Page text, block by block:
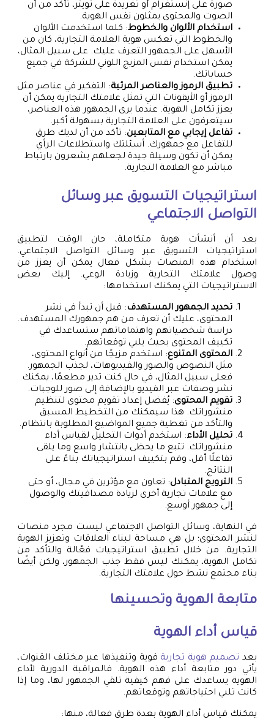
صورة على إنستغرام أو تغريدة على تويتر، تأكد من أن
الصوت والمحتوى يمثلون نفس الهوية.
استخدام الألوان والخطوط: كلما استخدمت الألوان
والخطوط التي تعكس هوية العلامة التجارية، كان من
الأسهل على الجمهور التعرف عليك. على سبيل المثال،
يمكن استخدام نفس المزيج اللوني للشركة في جميع
حساباتك.
تطبيق الرموز والعناصر المرئية: التفكير في عناصر مثل
الرموز أو الأيقونات التي تمثل علامتك التجارية يمكن أن
يعزز تكامل الهوية. عندما يرى الجمهور هذه العناصر،
سيتعرفون على العلامة التجارية بسهولة أكبر.
تفاعل إيجابي مع المتابعين: تأكد من أن لديك طرق
للتفاعل مع جمهورك. أسئلتك واستطلاعات الرأي
يمكن أن تكون وسيلة جيدة لجعلهم يشعرون بارتباط
مباشر مع العلامة التجارية.
استراتيجيات التسويق عبر وسائل
التواصل الاجتماعي
بعد أن أنشأت هوية متكاملة، حان الوقت لتطبيق
استراتيجيات التسويق عبر وسائل التواصل الاجتماعي.
استخدام هذه المنصات بشكل فعال يمكن أن يعزز من
وصول علامتك التجارية وزيادة الوعي. إليك بعض
الاستراتيجيات التي يمكنك استخدامها:
تحديد الجمهور المستهدف: قبل أن تبدأ في نشر
المحتوى، عليك أن تعرف من هم جمهورك المستهدف.
دراسة شخصياتهم واهتماماتهم ستساعدك في
تكييف المحتوى بحيث يلبي توقعاتهم.
المحتوى المتنوع: استخدم مزيجًا من أنواع المحتوى،
مثل النصوص والصور والفيديوهات، لجذب الجمهور.
فعلى سبيل المثال، في حال كنت تدير مطعمًا، يمكنك
نشر وصفات عبر الفيديو بالإضافة إلى صور للوجبات.
تقويم المحتوى: يُفضل إعداد تقويم محتوى لتنظيم
منشوراتك. هذا سيمكنك من التخطيط المسبق
والتأكد من تغطية جميع المواضيع المطلوبة بانتظام.
تحليل الأداء: استخدم أدوات التحليل لقياس أداء
منشوراتك. تتبع ما يحظى بانتشار واسع وما يلقى
تفاعلًا أقل، وقم بتكييف استراتيجياتك بناءً على
النتائج.
الترويج المتبادل: تعاون مع مؤثرين في مجال، أو حتى
مع علامات تجارية أخرى لزيادة مصداقيتك والوصول
إلى جمهور أوسع.
في النهاية، وسائل التواصل الاجتماعي ليست مجرد منصات
لنشر المحتوى؛ بل هي مساحة لبناء العلاقات وتعزيز الهوية
التجارية. من خلال تطبيق استراتيجيات فعّالة والتأكد من
تكامل الهوية، يمكنك ليس فقط جذب الجمهور، ولكن أيضًا
بناء مجتمع نشط حول علامتك التجارية.
متابعة الهوية وتحسينها
قياس أداء الهوية
بعد تصميم هوية تجارية قوية وتنفيذها عبر مختلف القنوات،
يأتي دور متابعة أداء هذه الهوية. فالمراقبة الدورية لأداء
الهوية يساعدك على فهم كيفية تلقي الجمهور لها، وما إذا
كانت تلبي احتياجاتهم وتوقعاتهم.
يمكنك قياس أداء الهوية بعدة طرق فعالة، منها: